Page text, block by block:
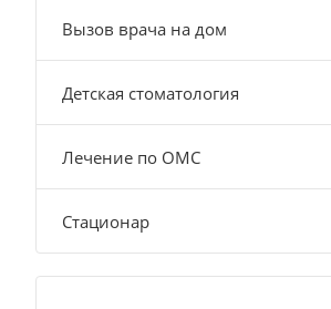
Вызов врача на дом
Детская стоматология
Лечение по ОМС
Стационар